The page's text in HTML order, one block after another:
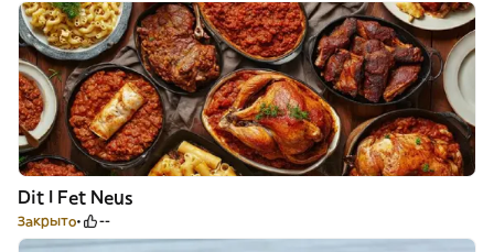
Dit I Fet Neus
Закрыто --